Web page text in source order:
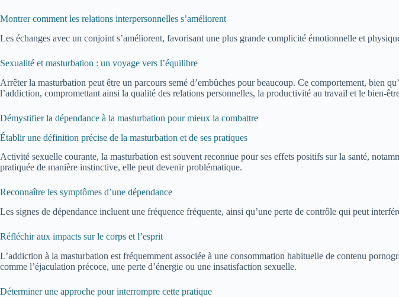
Montrer comment les relations interpersonnelles s’améliorent
Les échanges avec un conjoint s’améliorent, favorisant une plus grande complicité émotionnelle et
Sexualité et masturbation : un voyage vers l’équilibre
Arrêter la masturbation peut être un parcours semé d’embûches pour beaucoup. Ce comportement, bien
l’addiction, compromettant ainsi la qualité des relations personnelles, la productivité au travail et le bien-
Démystifier la dépendance à la masturbation pour mieux la combattre
Établir une définition précise de la masturbation et de ses pratiques
Activité sexuelle courante, la masturbation est souvent reconnue pour ses effets positifs sur la santé,
pratiquée de manière instinctive, elle peut devenir problématique.
Reconnaître les symptômes d’une dépendance
Les signes de dépendance incluent une fréquence fréquente, ainsi qu’une perte de contrôle qui peut
Réfléchir aux impacts sur le corps et l’esprit
L’addiction à la masturbation est fréquemment associée à une consommation habituelle de contenu
comme l’éjaculation précoce, une perte d’énergie ou une insatisfaction sexuelle.
Déterminer une approche pour interrompre cette pratique